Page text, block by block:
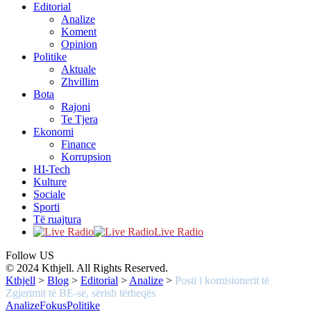
Editorial
Analize
Koment
Opinion
Politike
Aktuale
Zhvillim
Bota
Rajoni
Te Tjera
Ekonomi
Finance
Korrupsion
HI-Tech
Kulture
Sociale
Sporti
Të ruajtura
Live Radio
Follow US
© 2024 Kthjell. All Rights Reserved.
Kthjell > Blog > Editorial > Analize > Posti i komisionerit të
Zgjerimit të BE-së, sërish tërheqës
AnalizeFokusPolitike